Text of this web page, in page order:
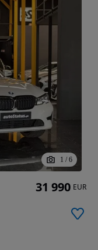
1 / 6
31 990 EUR